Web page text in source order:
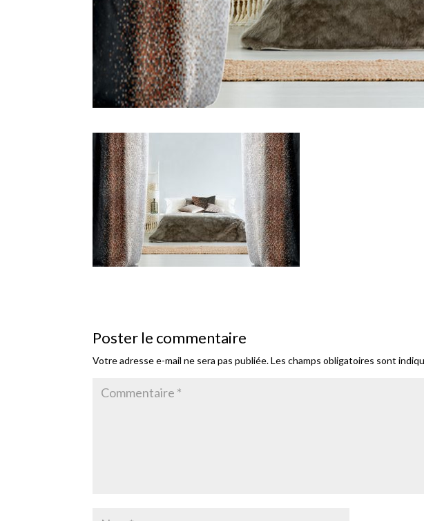
Poster le commentaire
Votre adresse e-mail ne sera pas publiée. Les champs obligatoires sont